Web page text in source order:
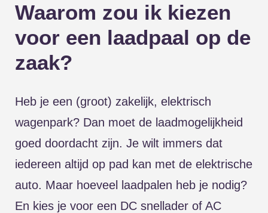
Waarom zou ik kiezen
voor een laadpaal op de
zaak?
Heb je een (groot) zakelijk, elektrisch
wagenpark? Dan moet de laadmogelijkheid
goed doordacht zijn. Je wilt immers dat
iedereen altijd op pad kan met de elektrische
auto. Maar hoeveel laadpalen heb je nodig?
En kies je voor een DC snellader of AC